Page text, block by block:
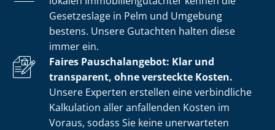
Gesetzeslage in Pelm und Umgebung
bestens. Unsere Gutachten halten diese
immer ein.
Faires Pauschalangebot: Klar und
transparent, ohne versteckte Kosten.
Unsere Experten erstellen eine verbindliche
Kalkulation aller anfallenden Kosten im
Voraus, sodass Sie keine unerwarteten